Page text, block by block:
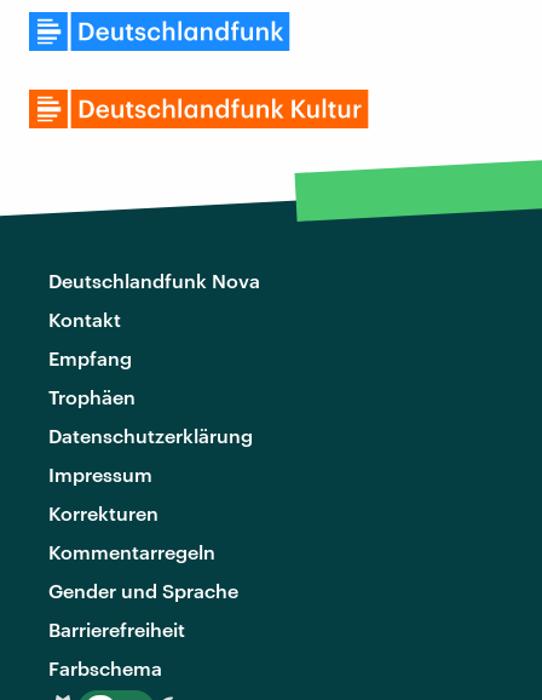
Deutschlandfunk Nova
Kontakt
Empfang
Trophäen
Datenschutzerklärung
Impressum
Korrekturen
Kommentarregeln
Gender und Sprache
Barrierefreiheit
Farbschema